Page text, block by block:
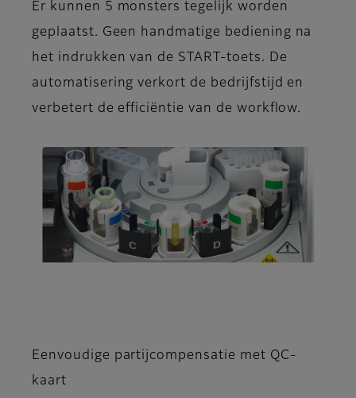
Er kunnen 5 monsters tegelijk worden
geplaatst. Geen handmatige bediening na
het indrukken van de START-toets. De
automatisering verkort de bedrijfstijd en
verbetert de efficiëntie van de workflow.
Eenvoudige partijcompensatie met QC-
kaart